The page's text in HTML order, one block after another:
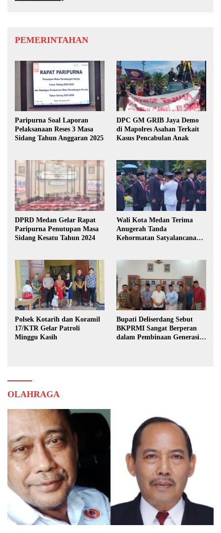
PEMERINTAHAN
Paripurna Soal Laporan
Pelaksanaan Reses 3 Masa
Sidang Tahun Anggaran 2025
DPC GM GRIB Jaya Demo
di Mapolres Asahan Terkait
Kasus Pencabulan Anak
DPRD Medan Gelar Rapat
Paripurna Penutupan Masa
Sidang Kesatu Tahun 2024
Wali Kota Medan Terima
Anugerah Tanda
Kehormatan Satyalancana
Polsek Kotarih dan Koramil
17/KTR Gelar Patroli
Minggu Kasih
Bupati Deliserdang Sebut
BKPRMI Sangat Berperan
dalam Pembinaan Generasi
OLAHRAGA